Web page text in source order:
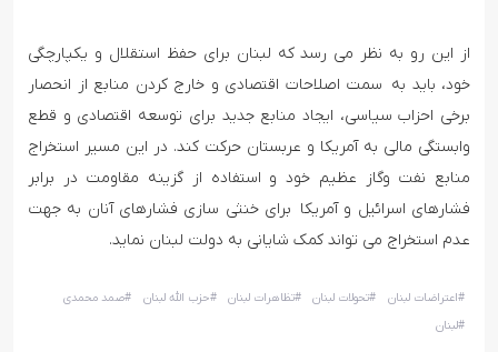
از این رو به نظر می رسد که لبنان برای حفظ استقلال و یکپارچگی
خود، باید به سمت اصلاحات اقتصادی و خارج کردن منابع از انحصار
برخی احزاب سیاسی، ایجاد منابع جدید برای توسعه اقتصادی و قطع
وابستگی مالی به آمریکا و عربستان حرکت کند. در این مسیر استخراج
منابع نفت وگاز عظیم خود و استفاده از گزینه مقاومت در برابر
فشارهای اسرائیل و آمریکا برای خنثی سازی فشارهای آنان به جهت
عدم استخراج می تواند کمک شایانی به دولت لبنان نماید.
#اعتراضات لبنان #تحولات لبنان #تظاهرات لبنان #حزب الله لبنان #صمد محمدی
#لبنان